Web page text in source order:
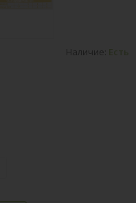
Наличие: Есть